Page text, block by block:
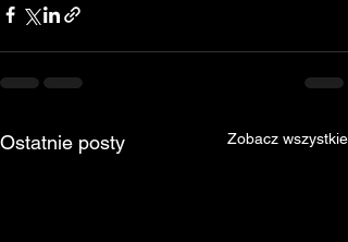
Ostatnie posty Zobacz wszystkie